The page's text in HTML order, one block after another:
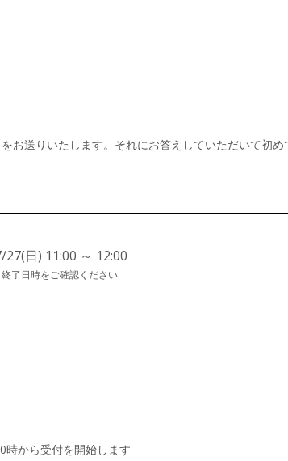
送りいたします。それにお答えしていただいて初め
日) 11:00 ～ 12:00
了日時をご確認ください
時から受付を開始します